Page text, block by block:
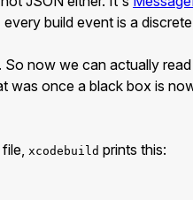
build event is a
. So now we can actually
once a black box is
xcodebuild prints this: